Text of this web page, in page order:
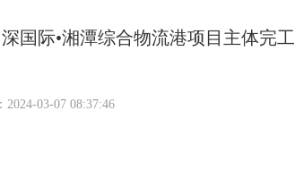
国际•湘潭综合物流港项目主体完工
2024-03-07 08:37:46